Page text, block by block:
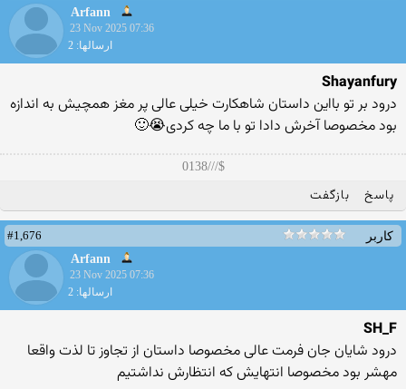
Arfann
23 Nov 2025 07:36
ارسالها: 2
Shayanfury
درود بر تو بااین داستان شاهکارت خیلی عالی پر مغز همچیش به اندازه
بود مخصوصا آخرش دادا تو با ما چه کردی😭🙂
$///0138
پاسخ بازگفت
کاربر
#1,676
Arfann
23 Nov 2025 07:36
ارسالها: 2
SH_F
درود شایان جان فرمت عالی مخصوصا داستان از تجاوز تا لذت واقعا
مهشر بود مخصوصا انتهایش که انتظارش نداشتیم